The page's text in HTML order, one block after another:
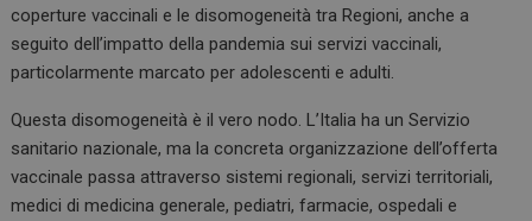
coperture vaccinali e le disomogeneità tra Regioni, anche a
seguito dell’impatto della pandemia sui servizi vaccinali,
particolarmente marcato per adolescenti e adulti.
Questa disomogeneità è il vero nodo. L’Italia ha un Servizio
sanitario nazionale, ma la concreta organizzazione dell’offerta
vaccinale passa attraverso sistemi regionali, servizi territoriali,
medici di medicina generale, pediatri, farmacie, ospedali e